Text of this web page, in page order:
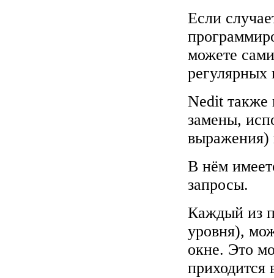
Если
можете
Nedit также
замены,
выражения)
В нём
запросы.
Каждый из
уровня),
окне. Это
приходится